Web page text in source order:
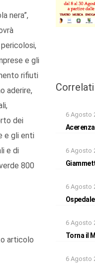
nera”,
e gli
rifiuti
aderire,
dei
e gli enti
e di
800
articolo
Correlati
6 Agosto
6 Agosto
6 Agosto
6 Agosto
Torna il
6 Agosto